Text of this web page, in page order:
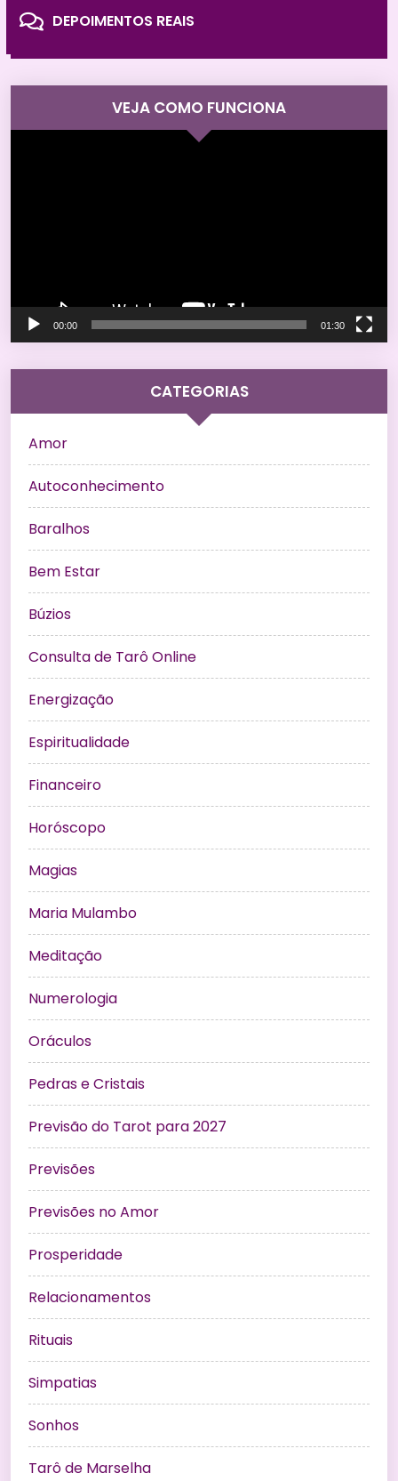
DEPOIMENTOS REAIS
VEJA COMO FUNCIONA
00:00 01:30
CATEGORIAS
Amor
Autoconhecimento
Baralhos
Bem Estar
Búzios
Consulta de Tarô Online
Energização
Espiritualidade
Financeiro
Horóscopo
Magias
Maria Mulambo
Meditação
Numerologia
Oráculos
Pedras e Cristais
Previsão do Tarot para 2027
Previsões
Previsões no Amor
Prosperidade
Relacionamentos
Rituais
Simpatias
Sonhos
Tarô de Marselha